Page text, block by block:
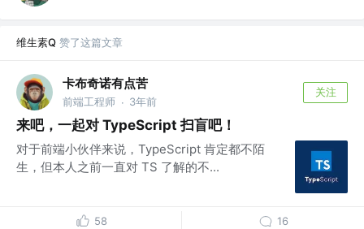
维生素Q 赞了这篇文章
卡布奇诺有点苦
前端工程师 · 3年前
关注
来吧，一起对 TypeScript 扫盲吧！
对于前端小伙伴来说，TypeScript 肯定都不陌
生，但本人之前一直对 TS 了解的不...
58 16